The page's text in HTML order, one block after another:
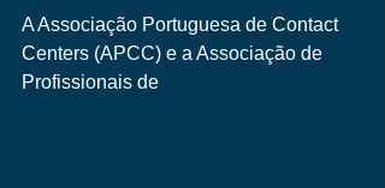
A Associação Portuguesa de Contact
Centers (APCC) e a Associação de
Profissionais de